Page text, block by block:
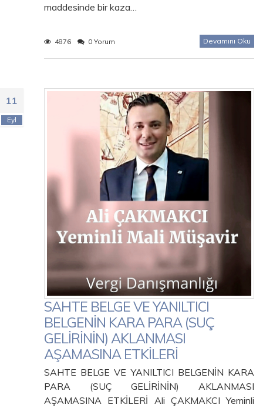
maddesinde bir kaza…
4876 0 Yorum Devamını Oku
11
Eyl
SAHTE BELGE VE YANILTICI
BELGENİN KARA PARA (SUÇ
GELİRİNİN) AKLANMASI
AŞAMASINA ETKİLERİ
SAHTE BELGE VE YANILTICI BELGENİN KARA
PARA (SUÇ GELİRİNİN) AKLANMASI
AŞAMASINA ETKİLERİ Ali ÇAKMAKCI Yeminli